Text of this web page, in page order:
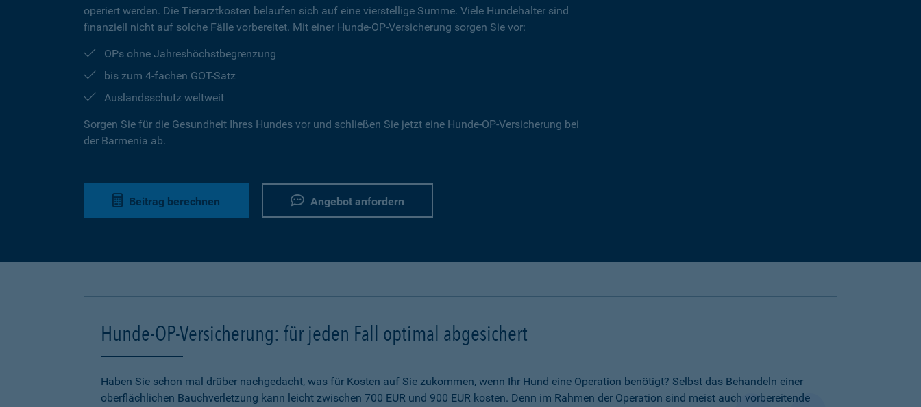
operiert werden. Die Tierarztkosten belaufen sich auf eine vierstellige Summe. Viele Hundehalter sind
finanziell nicht auf solche Fälle vorbereitet. Mit einer Hunde-OP-Versicherung sorgen Sie vor:
OPs ohne Jahreshöchstbegrenzung
bis zum 4-fachen GOT-Satz
Auslandsschutz weltweit
Sorgen Sie für die Gesundheit Ihres Hundes vor und schließen Sie jetzt eine Hunde-OP-Versicherung bei
der Barmenia ab.
Beitrag berechnen Angebot anfordern
Hunde-OP-Versicherung: für jeden Fall optimal abgesichert
Haben Sie schon mal drüber nachgedacht, was für Kosten auf Sie zukommen, wenn Ihr Hund eine Operation benötigt? Selbst das Behandeln einer
oberflächlichen Bauchverletzung kann leicht zwischen 700 EUR und 900 EUR kosten. Denn im Rahmen der Operation sind meist auch vorbereitende